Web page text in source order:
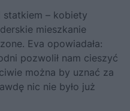
statkiem – kobiety
mieszkanie
Eva opowiadała:
pozwolił nam cieszyć
można by uznać za
nic nie było już